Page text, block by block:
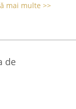
mai multe >>
de